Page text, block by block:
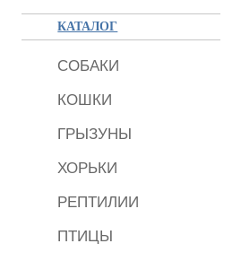
КАТАЛОГ
СОБАКИ
КОШКИ
ГРЫЗУНЫ
ХОРЬКИ
РЕПТИЛИИ
ПТИЦЫ